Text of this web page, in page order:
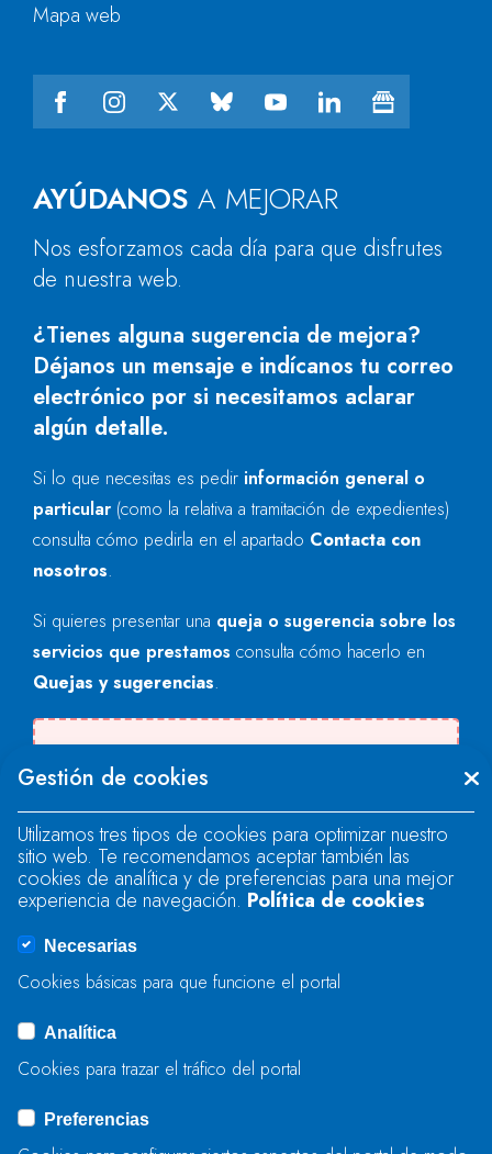
AYÚDANOS A MEJORAR
Nos esforzamos cada día para que disfrutes
de nuestra web.
¿Tienes alguna sugerencia de mejora?
Déjanos un mensaje e indícanos tu correo
electrónico por si necesitamos aclarar
algún detalle.
Si lo que necesitas es pedir información general o
particular (como la relativa a tramitación de expedientes)
consulta cómo pedirla en el apartado Contacta con
nosotros.
Si quieres presentar una queja o sugerencia sobre los
servicios que prestamos consulta cómo hacerlo en
Quejas y sugerencias.
"text".
Se produjo un error al cargar el campo
"text".
Se produjo un error al cargar el campo
ENVIAR
Mapa web
Gestión de cookies
Utilizamos tres tipos de cookies para optimizar nuestro
sitio web. Te recomendamos aceptar también las
cookies de analítica y de preferencias para una mejor
experiencia de navegación. Política de cookies
Necesarias
Cookies básicas para que funcione el portal
Analítica
Cookies para trazar el tráfico del portal
Preferencias